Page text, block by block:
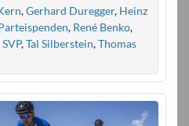
,Gerhard Duregger, Heinz
, René Benko,
SVP,Tal Silberstein,Thomas